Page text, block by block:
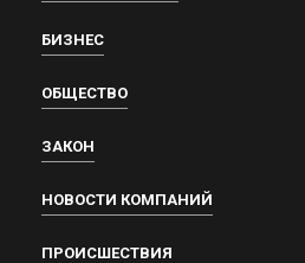
БИЗНЕС
ОБЩЕСТВО
ЗАКОН
НОВОСТИ КОМПАНИЙ
ПРОИСШЕСТВИЯ